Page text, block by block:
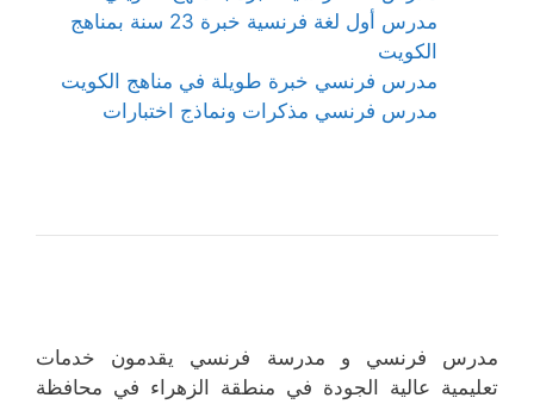
مدرس أول لغة فرنسية خبرة 23 سنة بمناهج
الكويت
مدرس فرنسي خبرة طويلة في مناهج الكويت
مدرس فرنسي مذكرات ونماذج اختبارات
مدرس فرنسي و مدرسة فرنسي يقدمون خدمات
تعليمية عالية الجودة في منطقة الزهراء في محافظة